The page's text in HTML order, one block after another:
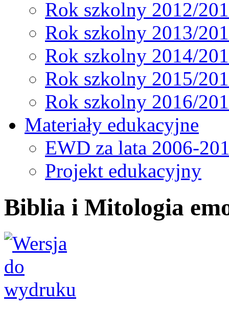
Rok szkolny 2012/
Rok szkolny 2013/
Rok szkolny 2014/
Rok szkolny 2015/
Rok szkolny 2016/
Materiały edukacyjne
EWD za lata 2006-
Projekt edukacyjny
Biblia i Mitologia